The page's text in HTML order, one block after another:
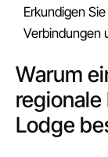
Erkundigen
Verbindungen
Warum
regionale
Lodge